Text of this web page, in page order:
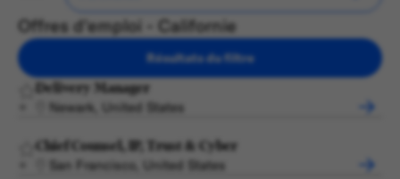
Offres d'emploi - Californie
Résultats du filtre
Delivery Manager
Newark, United States
Chief Counsel, IP, Trust & Cyber
San Francisco, United States